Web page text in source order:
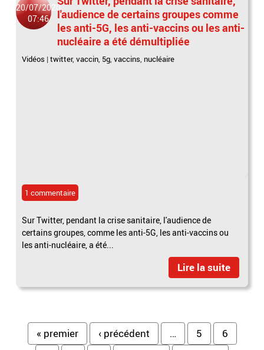
20/07/2020
07:46
l'audience de certains groupes comme
les anti-5G, les anti-vaccins ou les anti-
nucléaire a été démultipliée
Vidéos |twitter,vaccin, 5g,vaccins, nucléaire
1 commentaire
Sur Twitter, pendant la crise sanitaire, l'audience de
certains groupes, comme les anti-5G, les anti-vaccins ou
les anti-nucléaire, a été...
Lire la suite
Pages
« premier ‹ précédent … 5
6